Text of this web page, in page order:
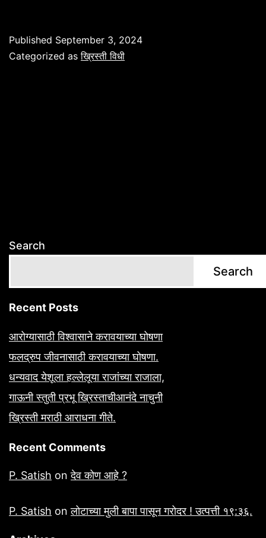
Published September 3, 2024
Categorized asख्रिस्ती विधी
Search
Search
Recent Posts
आरोग्यासाठी विश्वासाने करावयाच्या घोषणा
फलद्रुप जीवनासाठी करावयाच्या घोषणा.
धन्यवाद येशूला हल्लेलूया राजांच्या राजाला,
गाऊनी स्तुती प्रभू ख्रिस्ताचीआनंदे नाचुनी
ख्रिस्ती मराठी आराधना गीते.
Recent Comments
P. Satish onदेव कोण आहे ?
P. Satish onलोटाच्या मुली बापा पासून गरोदर ! उत्पत्ती १९:३६.